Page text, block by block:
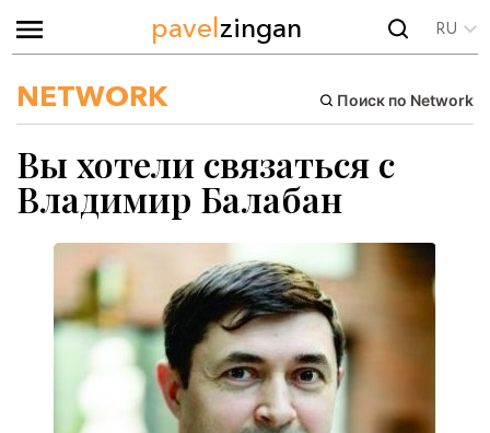
pavelzingan RU
NETWORK Поиск по Network
Вы хотели связаться с
Владимир Балабан